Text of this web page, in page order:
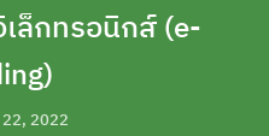
ล็กทรอนิกส์ (e-
2022